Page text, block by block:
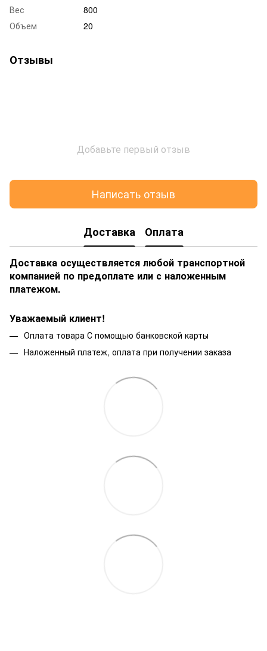
Вес
800
Объем
20
Отзывы
Добавьте первый отзыв
Написать отзыв
Доставка Оплата
Доставка осуществляется любой транспортной
компанией по предоплате или с наложенным
платежом.
Уважаемый клиент!
Оплата товара С помощью банковской карты
Наложенный платеж, оплата при получении заказа